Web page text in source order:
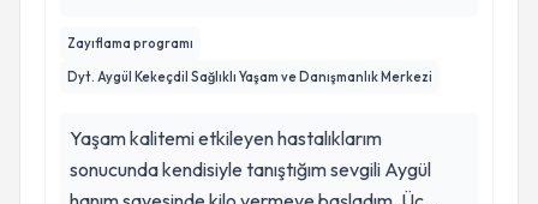
Zayıflama programı
Dyt. Aygül Kekeçdil Sağlıklı Yaşam ve Danışmanlık Merkezi
Yaşam kalitemi etkileyen hastalıklarım
sonucunda kendisiyle tanıştığım sevgili Aygül